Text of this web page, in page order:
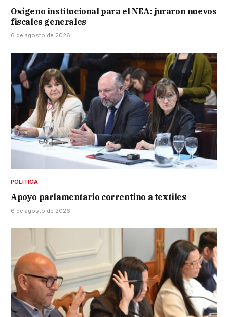
Oxígeno institucional para el NEA: juraron nuevos
fiscales generales
6 de agosto de 2026
POLÍTICA
Apoyo parlamentario correntino a textiles
6 de agosto de 2026